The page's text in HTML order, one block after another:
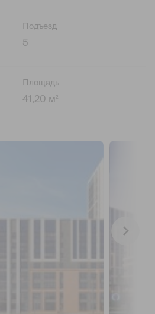
Подъезд
5
Площадь
41,20 м 2